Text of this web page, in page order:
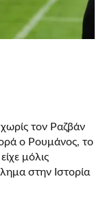
τον Ραζβάν
ο Ρουμάνος, το
μόλις
στην Ιστορία